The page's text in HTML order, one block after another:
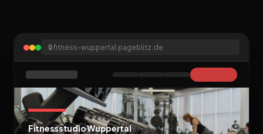
🔒fitness-wuppertal.pageblitz.de
Fitnessstudio Wuppertal